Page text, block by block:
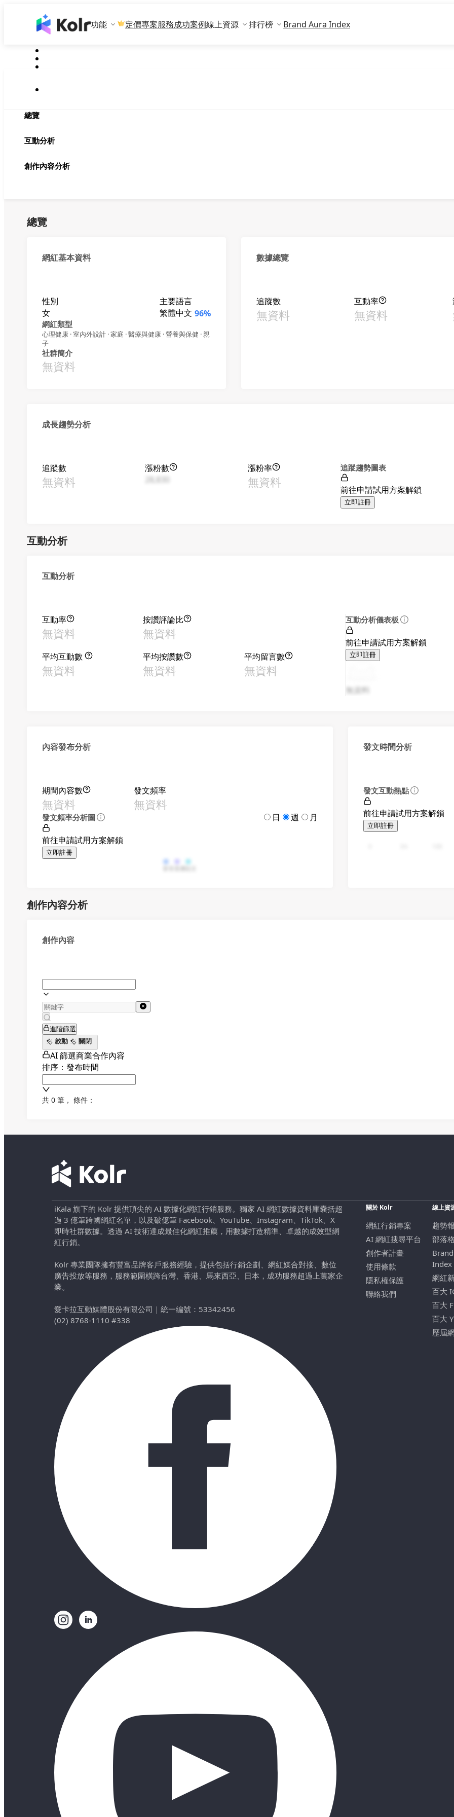
功能 定價專案服務成功案例線上資源 排行榜 Brand Aura Index
總覽
互動分析
創作內容分析
總覽
網紅基本資料
性別
女
主要語言
繁體中文 96%
網紅類型
心理健康 · 室內外設計 · 家庭 · 醫療與健康 · 營養與保健 · 親
子
社群簡介
無資料
數據總覽
追蹤數
無資料
互動率
無資料
成長趨勢分析
追蹤數
無資料
漲粉數
漲粉率
無資料
追蹤趨勢圖表
前往申請試用方案解鎖
立即註冊
互動分析
互動分析
互動率
無資料
按讚評論比
無資料
平均互動數
無資料
平均按讚數
無資料
平均留言數
無資料
互動分析儀表板
前往申請試用方案解鎖
立即註冊
無資料
內容發布分析
期間內容數
無資料
發文頻率
無資料
發文頻率分析圖 日 週 月
前往申請試用方案解鎖
立即註冊
發文時間分析
發文互動熱點
前往申請試用方案解鎖
立即註冊
創作內容分析
創作內容
進階篩選
啟動
關閉
AI 篩選商業合作內容
排序：發布時間
共 0 筆 ， 條件：
iKala 旗下的 Kolr 提供頂尖的 AI 數據化網紅行銷服務。獨家 AI 網紅數據資料庫囊括超
過 3 億筆跨國網紅名單，以及破億筆 Facebook、YouTube、Instagram、TikTok、X
即時社群數據。透過 AI 技術達成最佳化網紅推薦，用數據打造精準、卓越的成效型網
紅行銷。
Kolr 專業團隊擁有豐富品牌客戶服務經驗，提供包括行銷企劃、網紅媒合對接、數位
廣告投放等服務，服務範圍橫跨台灣、香港、馬來西亞、日本，成功服務超過上萬家企
業。
愛卡拉互動媒體股份有限公司 ｜ 統一編號：53342456
(02) 8768-1110 #338
關於 Kolr
網紅行銷專案
AI 網紅搜尋平台
創作者計畫
使用條款
隱私權保護
聯絡我們
線上資
趨勢
部落格
Index
網紅
百大
百大
百大
歷屆